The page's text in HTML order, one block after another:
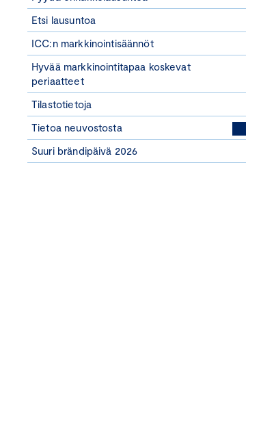
Etsi lausuntoa
ICC:n markkinointisäännöt
Hyvää markkinointitapaa koskevat
periaatteet
Tilastotietoja
Tietoa neuvostosta
Suuri brändipäivä 2026